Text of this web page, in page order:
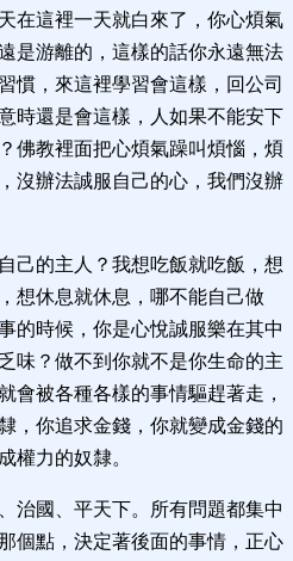
在這裡一天就白來了，你心煩氣
是游離的，這樣的話你永遠無法
慣，來這裡學習會這樣，回公司
時還是會這樣，人如果不能安下
佛教裡面把心煩氣躁叫煩惱，煩
沒辦法誠服自己的心，我們沒辦
己的主人？我想吃飯就吃飯，想
想休息就休息，哪不能自己做
的時候，你是心悅誠服樂在其中
味？做不到你就不是你生命的主
會被各種各樣的事情驅趕著走，
，你追求金錢，你就變成金錢的
權力的奴隸。
治國、平天下。所有問題都集中
個點，決定著後面的事情，正心